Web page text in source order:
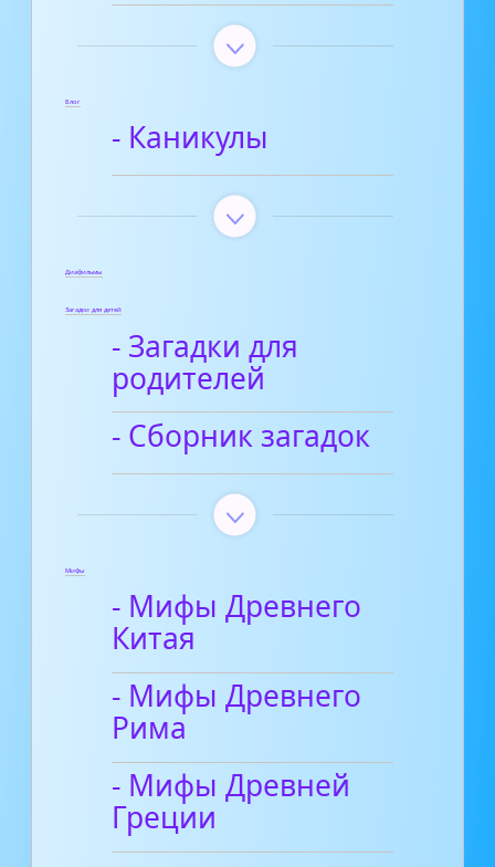
Блог
- Каникулы
Диафильмы
Загадки для детей
- Загадки для
родителей
- Сборник загадок
Мифы
- Мифы Древнего
Китая
- Мифы Древнего
Рима
- Мифы Древней
Греции